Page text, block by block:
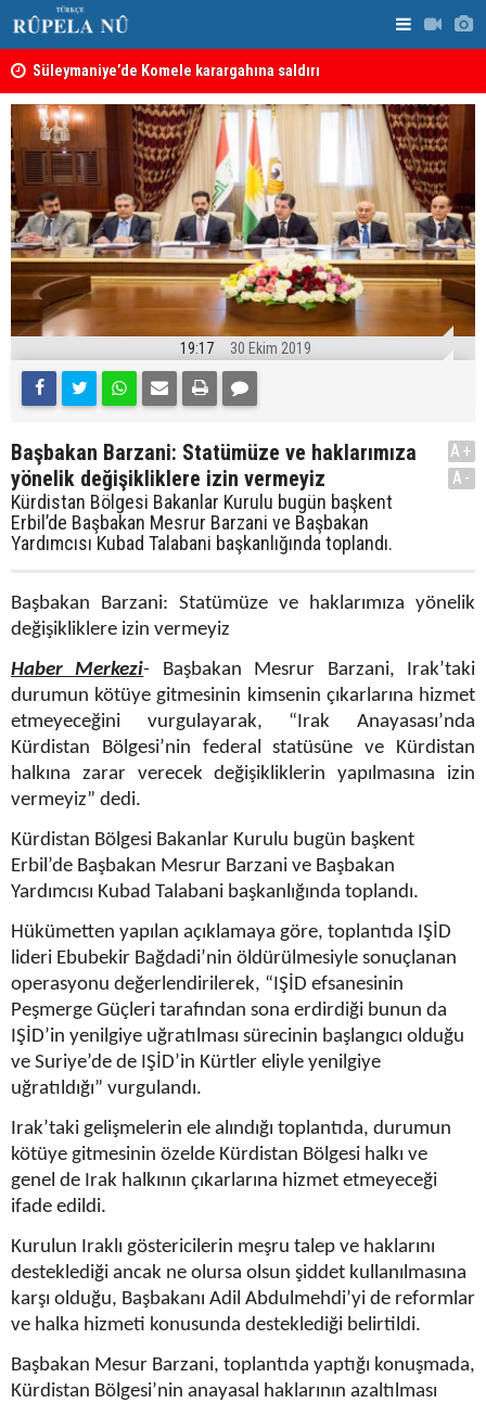
Süleymaniye’de Komele karargahına saldırı
sonuçlar
19:17 30 Ekim 2019
Başbakan Barzani: Statümüze ve haklarımıza
yönelik değişikliklere izin vermeyiz
Kürdistan Bölgesi Bakanlar Kurulu bugün başkent
Erbil’de Başbakan Mesrur Barzani ve Başbakan
Yardımcısı Kubad Talabani başkanlığında toplandı.
A+
A-
Başbakan Barzani: Statümüze ve haklarımıza yönelik
değişikliklere izin vermeyiz
Haber Merkezi- Başbakan Mesrur Barzani, Irak’taki
durumun kötüye gitmesinin kimsenin çıkarlarına hizmet
etmeyeceğini vurgulayarak, “Irak Anayasası’nda
Kürdistan Bölgesi’nin federal statüsüne ve Kürdistan
halkına zarar verecek değişikliklerin yapılmasına izin
vermeyiz” dedi.
Kürdistan Bölgesi Bakanlar Kurulu bugün başkent
Erbil’de Başbakan Mesrur Barzani ve Başbakan
Yardımcısı Kubad Talabani başkanlığında toplandı.
Hükümetten yapılan açıklamaya göre, toplantıda IŞİD
lideri Ebubekir Bağdadi’nin öldürülmesiyle sonuçlanan
operasyonu değerlendirilerek, “IŞİD efsanesinin
Peşmerge Güçleri tarafından sona erdirdiği bunun da
IŞİD’in yenilgiye uğratılması sürecinin başlangıcı olduğu
ve Suriye’de de IŞİD’in Kürtler eliyle yenilgiye
uğratıldığı” vurgulandı.
Irak’taki gelişmelerin ele alındığı toplantıda, durumun
kötüye gitmesinin özelde Kürdistan Bölgesi halkı ve
genel de Irak halkının çıkarlarına hizmet etmeyeceği
ifade edildi.
Kurulun Iraklı göstericilerin meşru talep ve haklarını
desteklediği ancak ne olursa olsun şiddet kullanılmasına
karşı olduğu, Başbakanı Adil Abdulmehdi’yi de reformlar
ve halka hizmeti konusunda desteklediği belirtildi.
Başbakan Mesur Barzani, toplantıda yaptığı konuşmada,
Kürdistan Bölgesi’nin anayasal haklarının azaltılması